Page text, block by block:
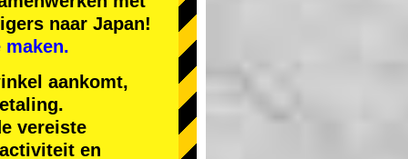
naar Japan!
aankomt,
vereiste
en